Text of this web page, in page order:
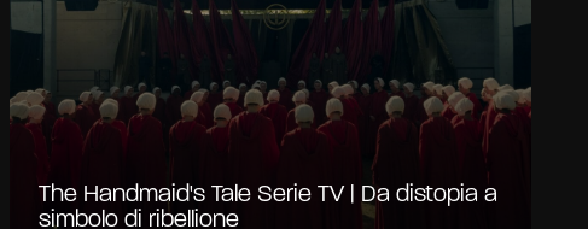
The Handmaid's Tale Serie TV | Da distopia a
simbolo di ribellione